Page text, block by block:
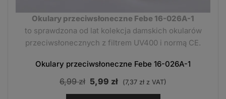
Okulary przeciwsłoneczne Febe 16-026A-1
to sprawdzona od lat kolekcja damskich okularów
przeciwsłonecznych z filtrem UV400 i normą CE.
Okulary przeciwsłoneczne Febe 16-026A-1
6,99zł Pierwotna
cena
5,99 zł Aktualna
cena
(7,37 zł z VAT)